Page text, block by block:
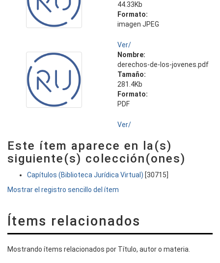
44.33Kb
Formato:
imagen JPEG
Ver/
Nombre:
derechos-de-los-jovenes.pdf
Tamaño:
281.4Kb
Formato:
PDF
Ver/
Este ítem aparece en la(s)
siguiente(s) colección(ones)
Capítulos (Biblioteca Jurídica Virtual) [30715]
Mostrar el registro sencillo del ítem
Ítems relacionados
Mostrando ítems relacionados por Título, autor o materia.